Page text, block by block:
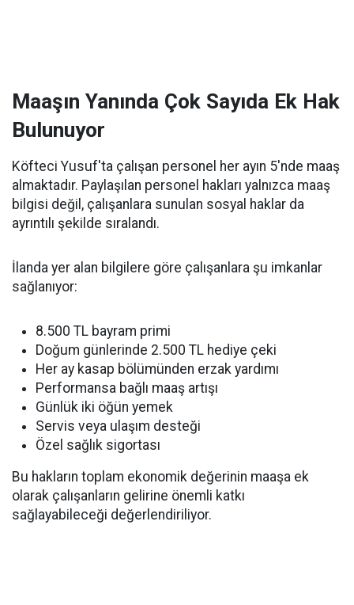
Maaşın Yanında Çok Sayıda Ek Hak
Bulunuyor
Köfteci Yusuf'ta çalışan personel her ayın 5'nde maaş
almaktadır. Paylaşılan personel hakları yalnızca maaş
bilgisi değil, çalışanlara sunulan sosyal haklar da
ayrıntılı şekilde sıralandı.
İlanda yer alan bilgilere göre çalışanlara şu imkanlar
sağlanıyor:
8.500 TL bayram primi
Doğum günlerinde 2.500 TL hediye çeki
Her ay kasap bölümünden erzak yardımı
Performansa bağlı maaş artışı
Günlük iki öğün yemek
Servis veya ulaşım desteği
Özel sağlık sigortası
Bu hakların toplam ekonomik değerinin maaşa ek
olarak çalışanların gelirine önemli katkı
sağlayabileceği değerlendiriliyor.